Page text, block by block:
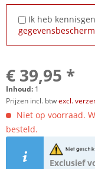
Ik heb
€ 39,95 *
Inhoud: 1
Prijzen incl. btwexcl.
Niet op voorraad.
besteld.
Exclusief